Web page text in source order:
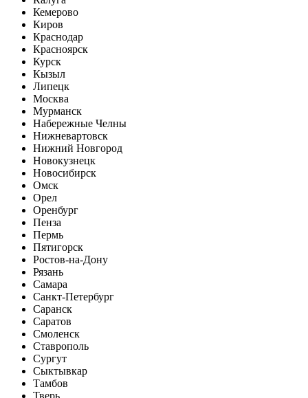
Кемерово
Киров
Краснодар
Красноярск
Курск
Кызыл
Липецк
Москва
Мурманск
Набережные Челны
Нижневартовск
Нижний Новгород
Новокузнецк
Новосибирск
Омск
Орел
Оренбург
Пенза
Пермь
Пятигорск
Ростов-на-Дону
Рязань
Самара
Санкт-Петербург
Саранск
Саратов
Смоленск
Ставрополь
Сургут
Сыктывкар
Тамбов
Тверь